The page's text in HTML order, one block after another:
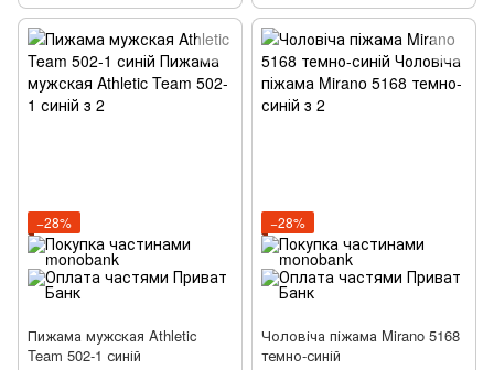
−28%
Пижама мужская Athletic
Team 502-1 синій
−28%
Чоловіча піжама Mirano 5168
темно-синій